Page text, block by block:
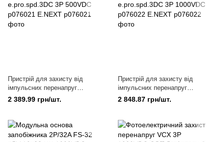
Пристрій для захисту від
імпульсних перенапруг
e.pro.spd.3DC 3P 500VDC
p076021 E.NEXT
2 389.99 грн/шт.
Пристрій для захисту від
імпульсних перенапруг
e.pro.spd.3DC 3P 1000VDC
p076022 E.NEXT
2 848.87 грн/шт.